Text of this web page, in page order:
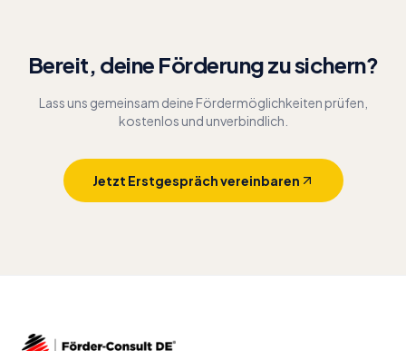
Bereit, deine Förderung zu sichern?
Lass uns gemeinsam deine Fördermöglichkeiten prüfen,
kostenlos und unverbindlich.
Jetzt Erstgespräch vereinbaren